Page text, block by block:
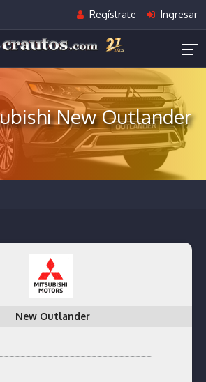
Regístrate Ingresar
New Outlander
New Outlander